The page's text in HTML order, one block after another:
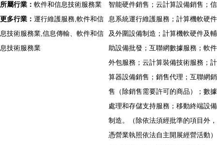
所屬行業： 軟件和信息技術服務業
更多行業： 運行維護服務,軟件和信
息技術服務業,信息傳輸、軟件和信
息技術服務業
智能硬件銷售；云計算設備銷售；信
息系統運行維護服務；計算機軟硬件
及外圍設備制造；計算機軟硬件及輔
助設備批發；互聯網數據服務；軟件
外包服務；云計算裝備技術服務；計
算器設備銷售；銷售代理；互聯網銷
售（除銷售需要許可的商品）；數據
處理和存儲支持服務；移動終端設備
制造。（除依法須經批準的項目外，
憑營業執照依法自主開展經營活動）